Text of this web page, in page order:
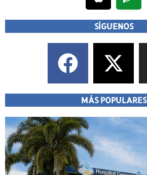
SÍGUENOS
MÁS POPULARES